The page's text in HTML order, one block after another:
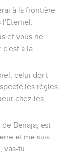
à la frontière
et vous ne
c'est à la
celui dont
les règles,
chez les
de Benaja, est
et me suis
vas-tu